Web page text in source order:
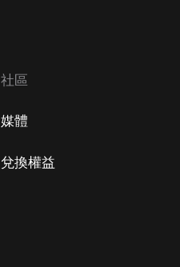
社區
媒體
兌換權益